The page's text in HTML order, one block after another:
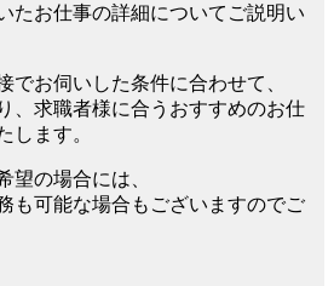
たお仕事の詳細についてご説明い
でお伺いした条件に合わせて、
、求職者様に合うおすすめのお仕
します。
望の場合には、
も可能な場合もございますのでご